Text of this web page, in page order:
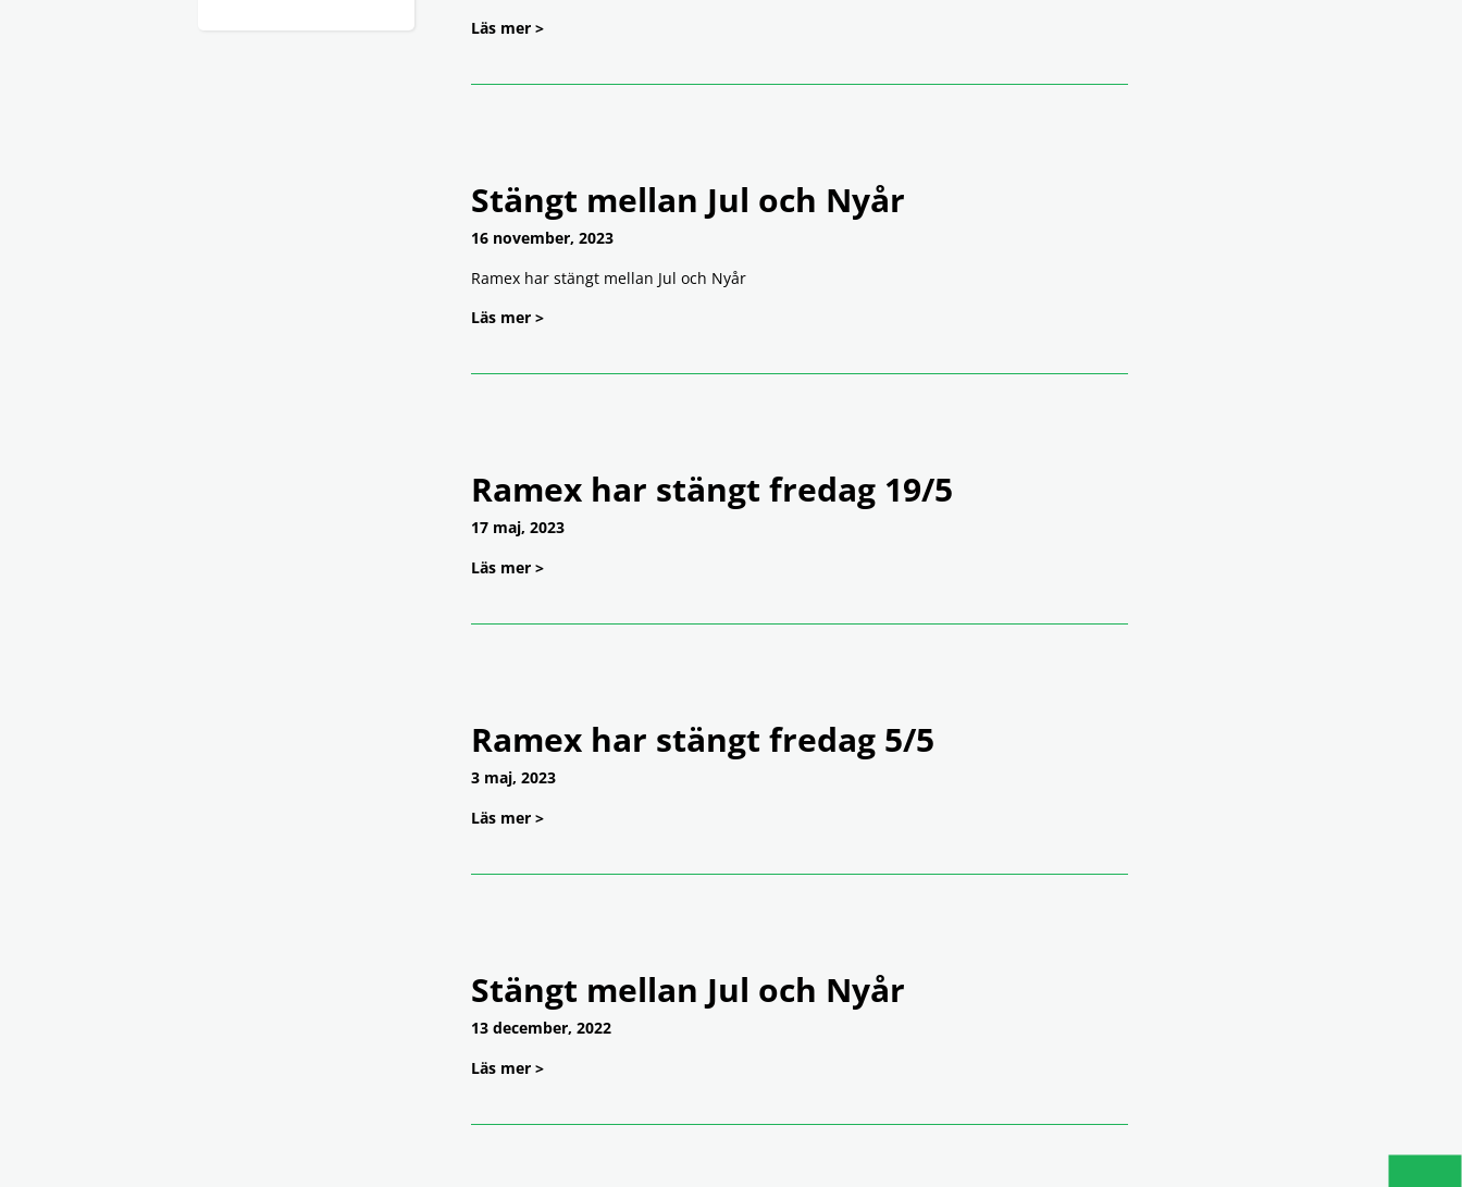
Läs mer >
Stängt mellan Jul och Nyår
16 november, 2023
Ramex har stängt mellan Jul och Nyår
Läs mer >
Ramex har stängt fredag 19/5
17 maj, 2023
Läs mer >
Ramex har stängt fredag 5/5
3 maj, 2023
Läs mer >
Stängt mellan Jul och Nyår
13 december, 2022
Läs mer >